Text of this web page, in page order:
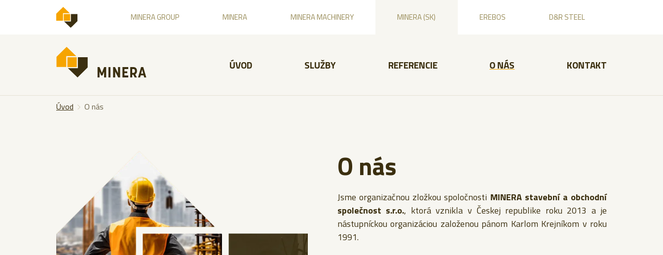
MINERA GROUP MINERA MINERA MACHINERY MINERA (SK) EREBOS D&R STEEL
ÚVOD SLUŽBY REFERENCIE O NÁS KONTAKT
Úvod O nás
O nás
Jsme organizačnou zložkou spoločnosti MINERA stavební a obchodní
společnost s.r.o., ktorá vznikla v Českej republike roku 2013 a je
nástupníckou organizáciou založenou pánom Karlom Krejníkom v roku
1991.